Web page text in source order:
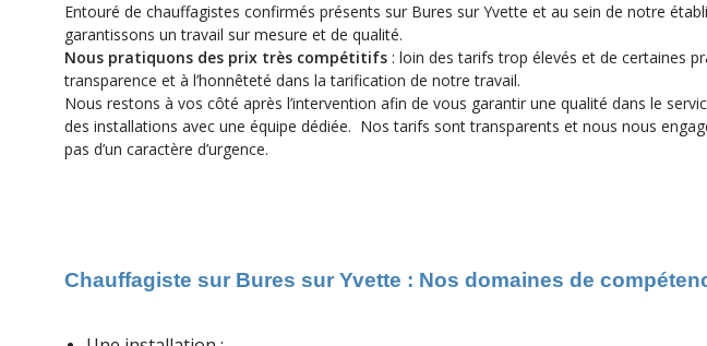
Entouré de chauffagistes confirmés présents sur Bures sur Yvette et au sein de notre
garantissons un travail sur mesure et de qualité.
Nous pratiquons des prix très compétitifs : loin des tarifs trop élevés et de certaines
transparence et à l’honnêteté dans la tarification de notre travail.
Nous restons à vos côté après l’intervention afin de vous garantir une qualité dans le
des installations avec une équipe dédiée. Nos tarifs sont transparents et nous nous
pas d’un caractère d’urgence.
Chauffagiste sur Bures sur Yvette : Nos domaines de